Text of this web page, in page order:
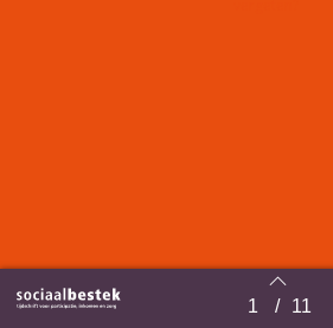
Terug naar overzicht 1 / 11